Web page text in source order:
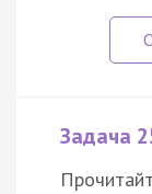
Задача